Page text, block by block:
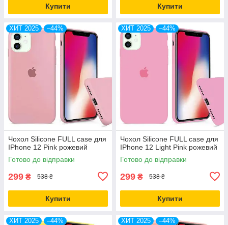
Купити Купити
ХИТ 2025 –44%
Чохол Silicone FULL case для
IPhone 12 Pink рожевий
Готово до відправки
299 ₴ 538 ₴
Купити
ХИТ 2025 –44%
Чохол Silicone FULL case для
IPhone 12 Light Pink рожевий
Готово до відправки
299 ₴ 538 ₴
Купити
ХИТ 2025 –44% ХИТ 2025 –44%